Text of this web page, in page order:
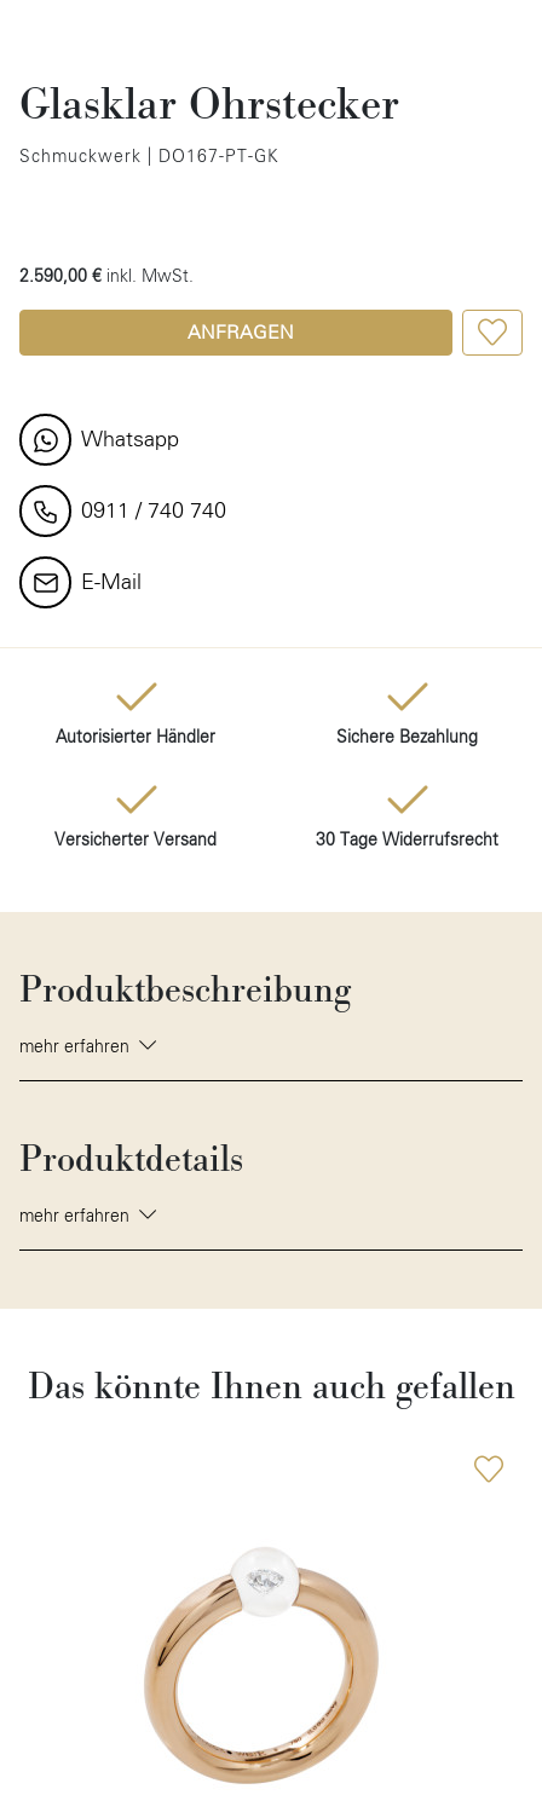
Glasklar Ohrstecker
Schmuckwerk | DO167-PT-GK
2.590,00 € inkl. MwSt.
ANFRAGEN
Whatsapp
0911 / 740 740
E-Mail
Autorisierter Händler Sichere Bezahlung
Versicherter Versand 30 Tage Widerrufsrecht
Produktbeschreibung
mehr erfahren
Produktdetails
mehr erfahren
Das könnte Ihnen auch gefallen